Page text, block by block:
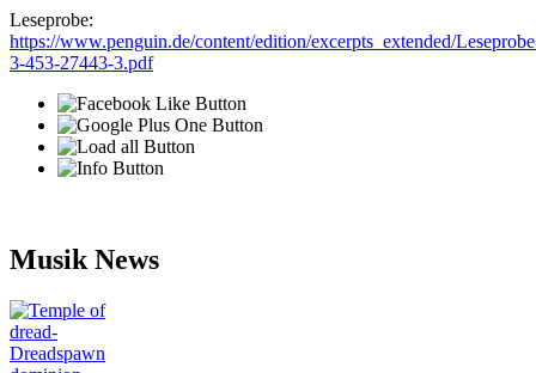
Leseprobe:
https://www.penguin.de/content/edition/excerpts_extended/
3-453-27443-3.pdf
Musik News